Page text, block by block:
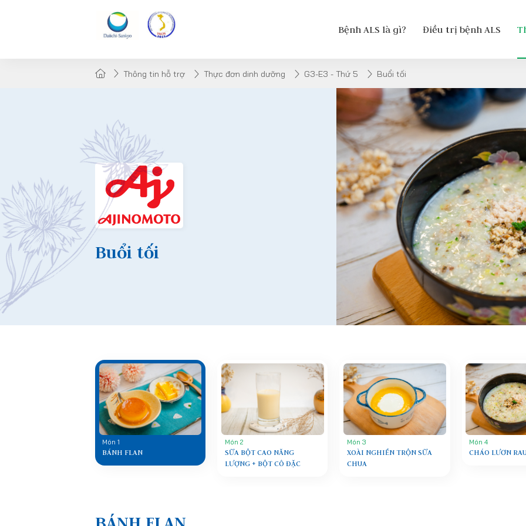
Bệnh ALS là gì? Điều trị bệnh ALS
Thông tin hỗ trợ Thực đơn dinh dưỡng G3-E3 - Thứ 5 Buổi tối
Buổi tối
Món 1
BÁNH FLAN
Món 2
SỮA BỘT CAO NĂNG
LƯỢNG + BỘT CÔ ĐẶC
Món 3
XOÀI NGHIỀN TRỘN SỮA
CHUA
Món 4
CHÁO LƯƠN